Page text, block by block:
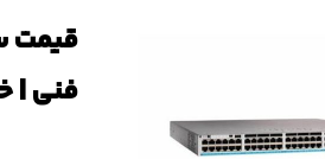
فنی |